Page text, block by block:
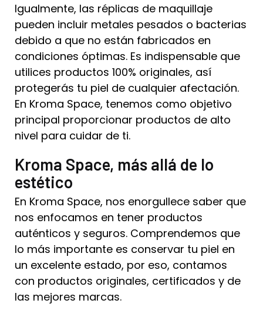
Igualmente, las réplicas de maquillaje
pueden incluir metales pesados o bacterias
debido a que no están fabricados en
condiciones óptimas. Es indispensable que
utilices productos 100% originales, así
protegerás tu piel de cualquier afectación.
En Kroma Space, tenemos como objetivo
principal proporcionar productos de alto
nivel para cuidar de ti.
Kroma Space, más allá de lo
estético
En Kroma Space, nos enorgullece saber que
nos enfocamos en tener productos
auténticos y seguros. Comprendemos que
lo más importante es conservar tu piel en
un excelente estado, por eso, contamos
con productos originales, certificados y de
las mejores marcas.